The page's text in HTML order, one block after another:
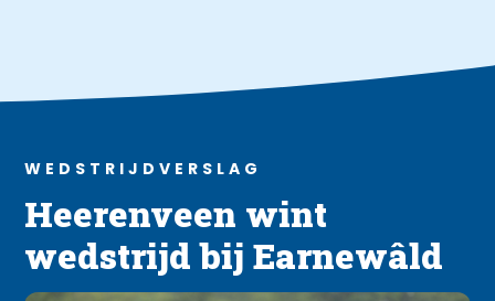
WEDSTRIJDVERSLAG
Heerenveen wint
wedstrijd bij Earnewâld